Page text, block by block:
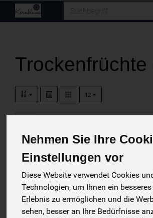
Nehmen Sie Ihre
Einstellungen vor
Diese Website verwendet Cookies
Technologien, um Ihnen ein
Erlebnis zu ermöglichen und die
sehen, besser an Ihre Bedürfnisse
Trockenfrüchte
12
Hersteller Ernährung